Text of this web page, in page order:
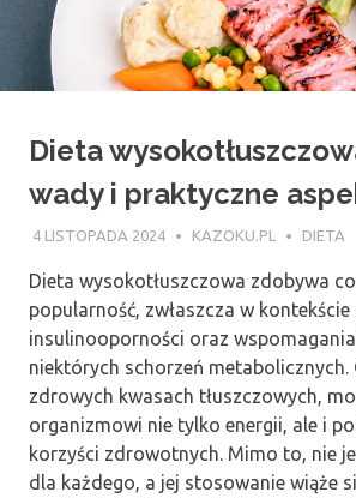
Dieta
wady i praktyczne
4 LISTOPADA 2024 KAZOKU.PL DIETA
Dieta wysokotłuszczowa zdobywa
popularność, zwłaszcza w
insulinooporności oraz
niektórych schorzeń metabolicznych.
zdrowych kwasach tłuszczowych,
organizmowi nie tylko energii, ale i
korzyści zdrowotnych. Mimo to, nie
dla każdego, a jej stosowanie wiąże